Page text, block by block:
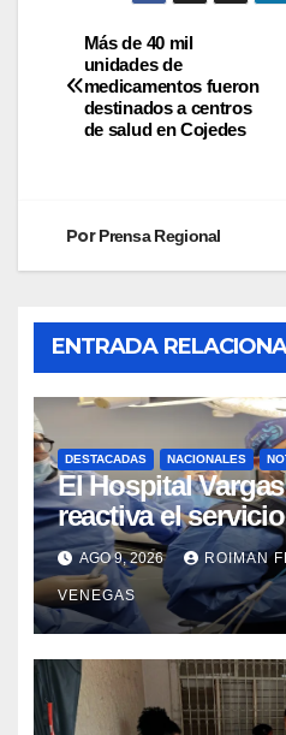
Más de 40 mil
unidades de
medicamentos fueron
destinados a centros
de salud en Cojedes
PorPrensa Regional
ENTRADA
DESTACADAS NACIONALES
El Hospital
reactiva el
Retrógrada
beneficiar a
AGO 9, 2026 ROIMAN
VENEGAS